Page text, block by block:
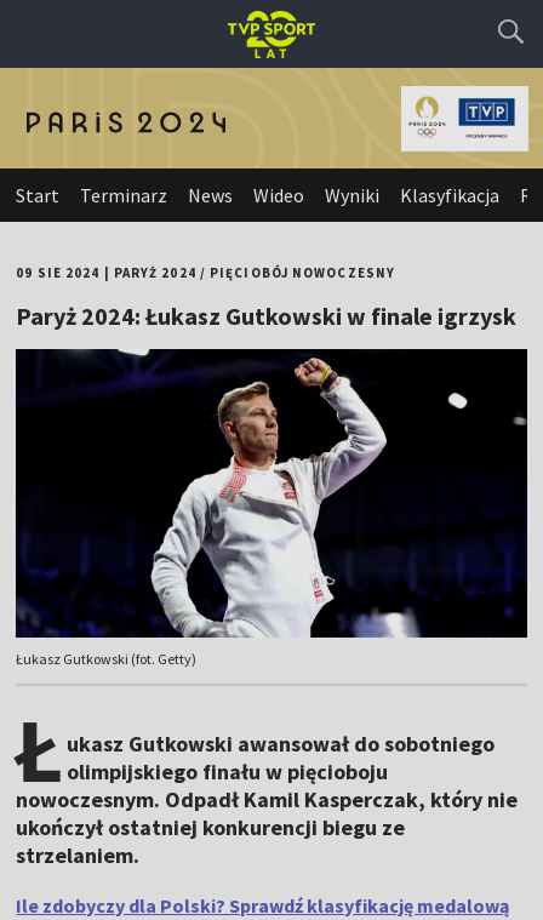
Start Terminarz News Wideo Wyniki Klasyfikacja
09 SIE 2024 PARYŻ 2024 / PIĘCIOBÓJ NOWOCZESNY
Paryż 2024: Łukasz Gutkowski w finale igrzysk
Łukasz Gutkowski (fot. Getty)
Ł ukasz Gutkowski awansował do sobotniego
olimpijskiego finału w pięcioboju
nowoczesnym. Odpadł Kamil Kasperczak, który nie
ukończył ostatniej konkurencji biegu ze
strzelaniem.
Ile zdobyczy dla Polski? Sprawdź klasyfikację medalową